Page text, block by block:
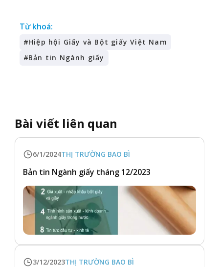
Từ khoá:
#Hiệp hội Giấy và Bột giấy Việt Nam
#Bản tin Ngành giấy
Bài viết liên quan
6/1/2024THỊ TRƯỜNG BAO BÌ
Bản tin Ngành giấy tháng 12/2023
3/12/2023THỊ TRƯỜNG BAO BÌ